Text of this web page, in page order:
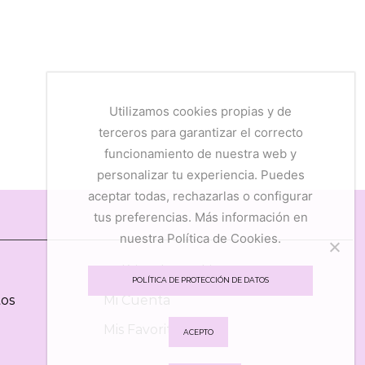
Política de Cookies
Mi Cuenta
Mis Favoritos
Utilizamos cookies propias y de
terceros para garantizar el correcto
funcionamiento de nuestra web y
personalizar tu experiencia. Puedes
aceptar todas, rechazarlas o configurar
tus preferencias. Más información en
nuestra Política de Cookies.
POLÍTICA DE PROTECCIÓN DE DATOS
ACEPTO